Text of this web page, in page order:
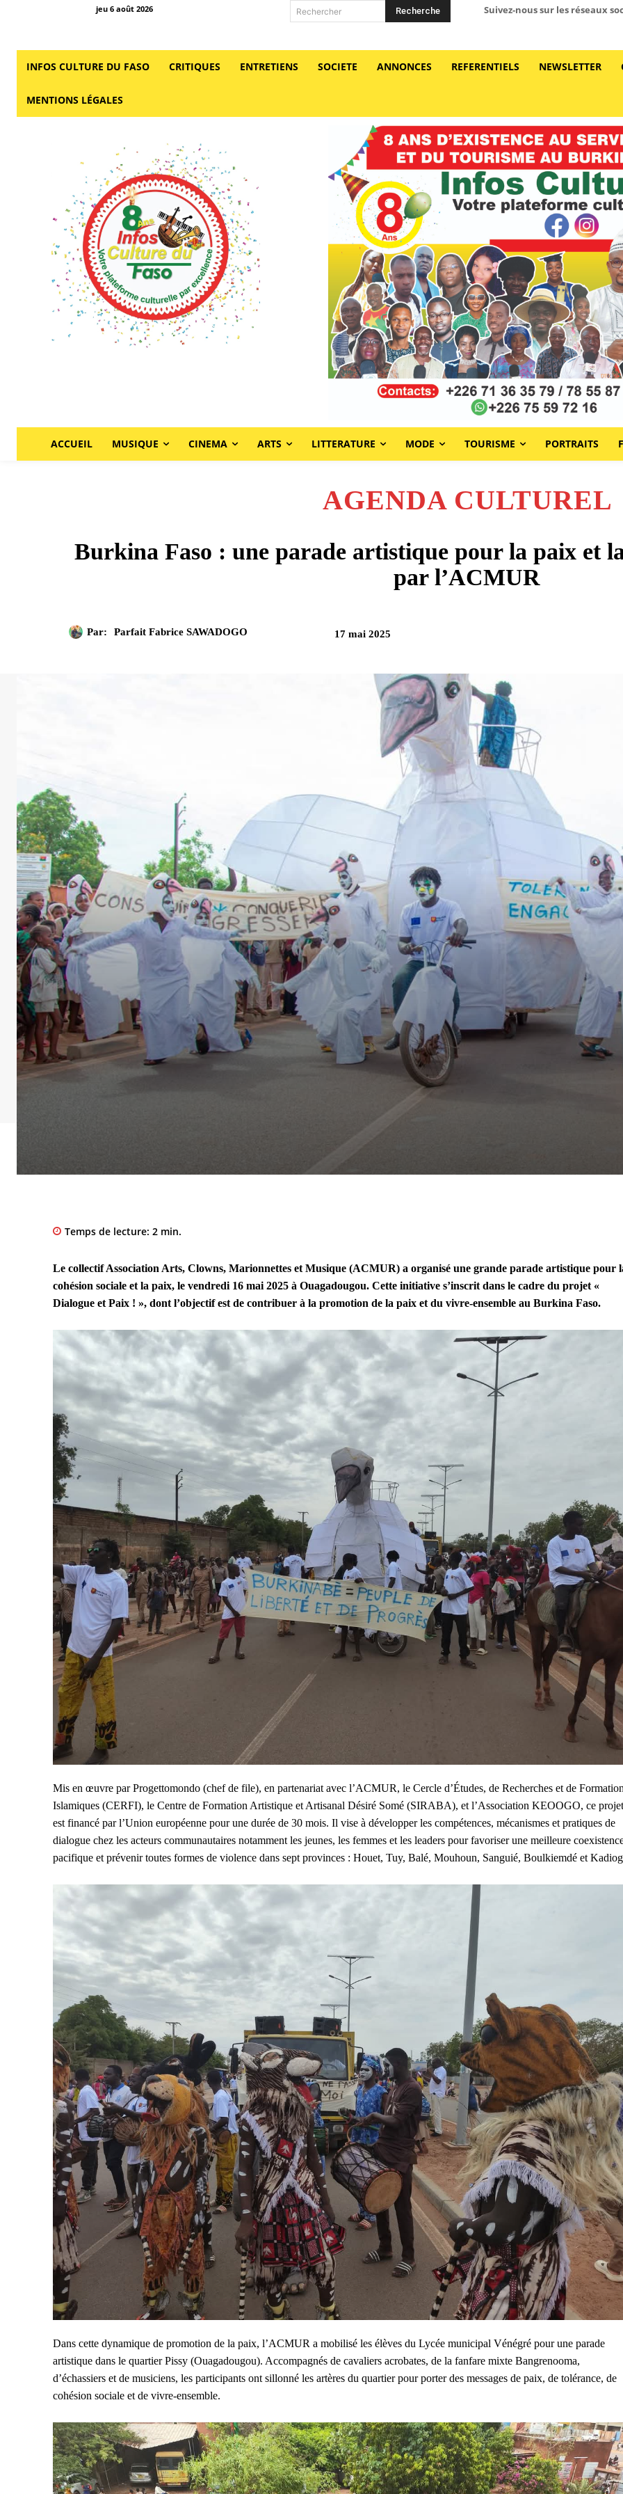
jeu 6 août 2026 Rechercher Recherche Suivez-nous sur les réseaux
INFOS CULTURE DU FASO CRITIQUES ENTRETIENS SOCIETE ANNONCES REFERENTIELS NEWSLETTER
MENTIONS LÉGALES
ACCUEIL MUSIQUE CINEMA ARTS LITTERATURE MODE TOURISME PORTRAITS
AGENDA CULTUREL
Burkina Faso : une parade artistique pour la paix et
par l’ACMUR
Par: Parfait Fabrice SAWADOGO 17 mai 2025
Temps de lecture: 2 min.
Le collectif Association Arts, Clowns, Marionnettes et Musique (ACMUR) a organisé une grande parade artistique pour
cohésion sociale et la paix, le vendredi 16 mai 2025 à Ouagadougou. Cette initiative s’inscrit dans le cadre du projet «
Dialogue et Paix ! », dont l’objectif est de contribuer à la promotion de la paix et du vivre-ensemble au Burkina Faso.
Mis en œuvre par Progettomondo (chef de file), en partenariat avec l’ACMUR, le Cercle d’Études, de Recherches et de
Islamiques (CERFI), le Centre de Formation Artistique et Artisanal Désiré Somé (SIRABA), et l’Association KEOOGO, ce projet
est financé par l’Union européenne pour une durée de 30 mois. Il vise à développer les compétences, mécanismes et pratiques de
dialogue chez les acteurs communautaires notamment les jeunes, les femmes et les leaders pour favoriser une meilleure
pacifique et prévenir toutes formes de violence dans sept provinces : Houet, Tuy, Balé, Mouhoun, Sanguié, Boulkiemdé et
Dans cette dynamique de promotion de la paix, l’ACMUR a mobilisé les élèves du Lycée municipal Vénégré pour une parade
artistique dans le quartier Pissy (Ouagadougou). Accompagnés de cavaliers acrobates, de la fanfare mixte Bangrenooma,
d’échassiers et de musiciens, les participants ont sillonné les artères du quartier pour porter des messages de paix, de tolérance, de
cohésion sociale et de vivre-ensemble.